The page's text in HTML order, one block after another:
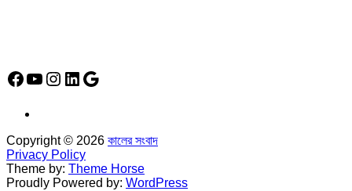
Facebook
YouTube
Instagram
LinkedIn
Google
Copyright © 2026 কালের সংবাদ
Privacy Policy
Theme by: Theme Horse
Proudly Powered by: WordPress